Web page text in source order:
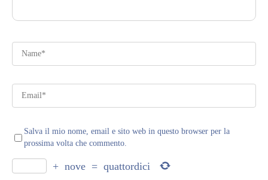
Salva il mio nome, email e sito web in questo browser per la
prossima volta che commento.
+ nove = quattordici